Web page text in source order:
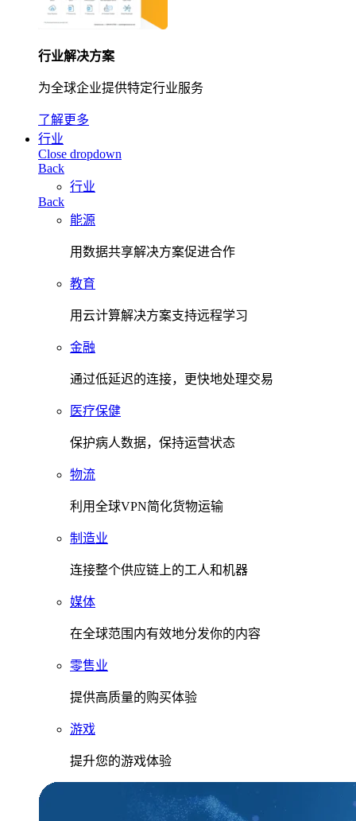
行业解决方案
为全球企业提供特定行业服务
了解更多
行业
Close dropdown
Back
行业
Back
能源
用数据共享解决方案促进合作
教育
用云计算解决方案支持远程学习
金融
通过低延迟的连接，更快地处理交易
医疗保健
保护病人数据，保持运营状态
物流
利用全球VPN简化货物运输
制造业
连接整个供应链上的工人和机器
媒体
在全球范围内有效地分发你的内容
零售业
提供高质量的购买体验
游戏
提升您的游戏体验